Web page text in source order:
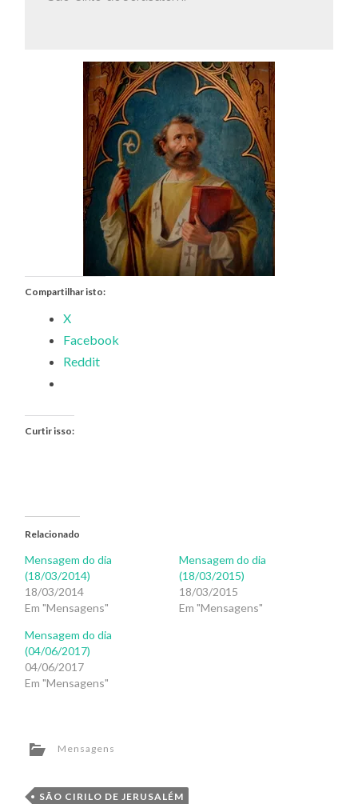
Compartilhar isto:
X
Facebook
Reddit
Curtir isso:
Relacionado
Mensagem do dia
(18/03/2014)
18/03/2014
Em "Mensagens"
Mensagem do dia
(18/03/2015)
18/03/2015
Em "Mensagens"
Mensagem do dia
(04/06/2017)
04/06/2017
Em "Mensagens"
Mensagens
SÃO CIRILO DE JERUSALÉM